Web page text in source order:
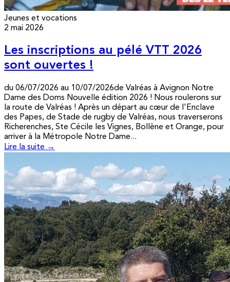
Jeunes et vocations
2 mai 2026
Les inscriptions au pélé VTT 2026
sont ouvertes !
du 06/07/2026 au 10/07/2026de Valréas à Avignon Notre
Dame des Doms Nouvelle édition 2026 ! Nous roulerons sur
la route de Valréas ! Après un départ au cœur de l'Enclave
des Papes, de Stade de rugby de Valréas, nous traverserons
Richerenches, Ste Cécile les Vignes, Bollène et Orange, pour
arriver à la Métropole Notre Dame...
Lire la suite →